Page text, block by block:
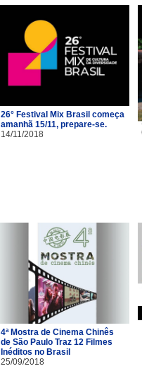
26° Festival Mix Brasil começa
amanhã 15/11, prepare-se.
14/11/2018
4ª Mostra de Cinema Chinês
de São Paulo Traz 12 Filmes
Inéditos no Brasil
25/09/2018